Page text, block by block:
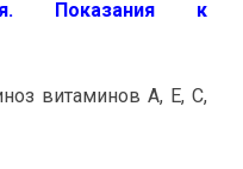
Показания к
витаминов А, Е, С,